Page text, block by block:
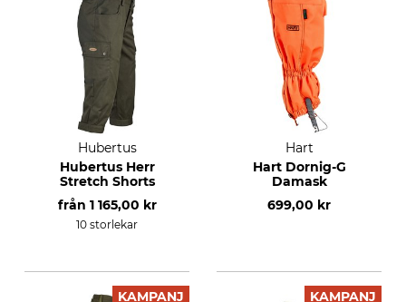
Hubertus
Hubertus Herr
Stretch Shorts
från 1 165,00 kr
10 storlekar
Hart
Hart Dornig-G
Damask
699,00 kr
KAMPANJ
KAMPANJ